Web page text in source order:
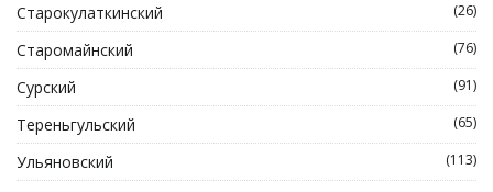
Старокулаткинский (26)
Старомайнский (76)
Сурский (91)
Тереньгульский (65)
Ульяновский (113)